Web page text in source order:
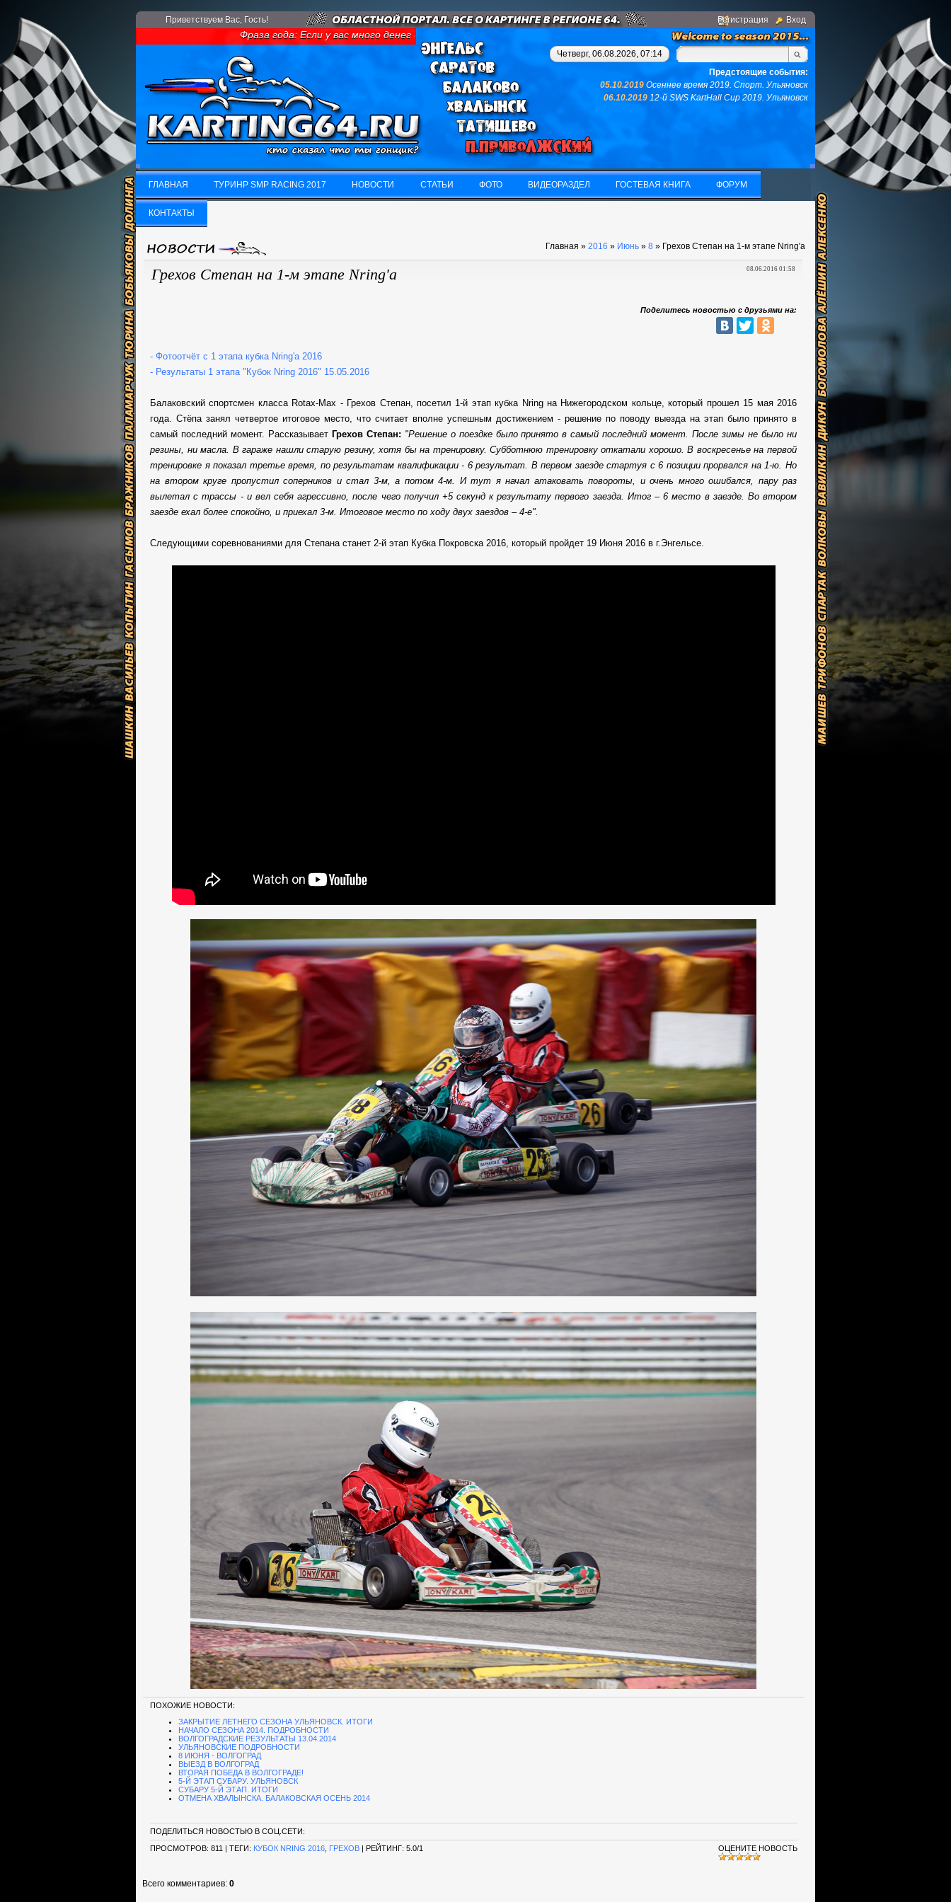
Приветствуем Вас, Гость! Регистрация Вход
Фраза года: Если у вас много денег и свободного времени - займитесь картингом, у вас не останется ни того ни другого...(с)интернет. Фраза
Четверг, 06.08.2026, 07:14
Предстоящие события:
05.10.2019 Осеннее время 2019. Спорт. Ульяновск
06.10.2019 12-й SWS KartHall Cup 2019. Ульяновск
ГЛАВНАЯ
ГЛАВНАЯ
ТУРИНР SMP RACING 2017 НОВОСТИ СТАТЬИ ФОТО ВИДЕОРАЗДЕЛ ГОСТЕВАЯ КНИГА ФОРУМ
КОНТАКТЫ
Главная » 2016 » Июнь » 8 » Грехов Степан на 1-м этапе Nring'a
08.06.2016 01:58
Грехов Степан на 1-м этапе Nring'a
Поделитесь новостью с друзьями на:
- Фотоотчёт с 1 этапа кубка Nring'a 2016
- Результаты 1 этапа "Кубок Nring 2016" 15.05.2016
Балаковский спортсмен класса Rotax-Max - Грехов Степан, посетил 1-й этап кубка Nring на Нижегородском кольце, который прошел 15 мая 2016
года. Стёпа занял четвертое итоговое место, что считает вполне успешным достижением - решение по поводу выезда на этап было принято в
самый последний момент. Рассказывает Грехов Степан: "Решение о поездке было принято в самый последний момент. После зимы не было ни
резины, ни масла. В гараже нашли старую резину, хотя бы на тренировку. Субботнюю тренировку откатали хорошо. В воскресенье на первой
тренировке я показал третье время, по результатам квалификации - 6 результат. В первом заезде стартуя с 6 позиции прорвался на 1-ю. Но
на втором круге пропустил соперников и стал 3-м, а потом 4-м. И тут я начал атаковать повороты, и очень много ошибался, пару раз
вылетал с трассы - и вел себя агрессивно, после чего получил +5 секунд к результату первого заезда. Итог – 6 место в заезде. Во втором
заезде ехал более спокойно, и приехал 3-м. Итоговое место по ходу двух заездов – 4-е".
Следующими соревнованиями для Степана станет 2-й этап Кубка Покровска 2016, который пройдет 19 Июня 2016 в г.Энгельсе.
ПОХОЖИЕ НОВОСТИ:
ЗАКРЫТИЕ ЛЕТНЕГО СЕЗОНА УЛЬЯНОВСК. ИТОГИ
НАЧАЛО СЕЗОНА 2014. ПОДРОБНОСТИ
ВОЛГОГРАДСКИЕ РЕЗУЛЬТАТЫ 13.04.2014
УЛЬЯНОВСКИЕ ПОДРОБНОСТИ
8 ИЮНЯ - ВОЛГОГРАД
ВЫЕЗД В ВОЛГОГРАД
ВТОРАЯ ПОБЕДА В ВОЛГОГРАДЕ!
5-Й ЭТАП СУБАРУ. УЛЬЯНОВСК
СУБАРУ 5-Й ЭТАП. ИТОГИ
ОТМЕНА ХВАЛЫНСКА. БАЛАКОВСКАЯ ОСЕНЬ 2014
ПОДЕЛИТЬСЯ НОВОСТЬЮ В СОЦ.СЕТИ:
ОЦЕНИТЕ НОВОСТЬ
ПРОСМОТРОВ: 811 | ТЕГИ: КУБОК NRING 2016 ГРЕХОВ | РЕЙТИНГ: 5.0/1
Всего комментариев: 0